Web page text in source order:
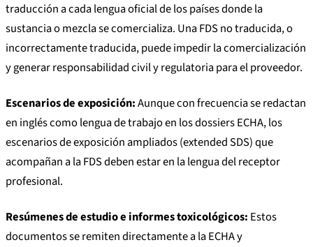
traducción a cada lengua oficial de los países donde la
sustancia o mezcla se comercializa. Una FDS no traducida, o
incorrectamente traducida, puede impedir la comercialización
y generar responsabilidad civil y regulatoria para el proveedor.
Escenarios de exposición:Aunque con frecuencia se redactan
en inglés como lengua de trabajo en los dossiers ECHA, los
escenarios de exposición ampliados (extended SDS) que
acompañan a la FDS deben estar en la lengua del receptor
profesional.
Resúmenes de estudio e informes toxicológicos: Estos
documentos se remiten directamente a la ECHA y